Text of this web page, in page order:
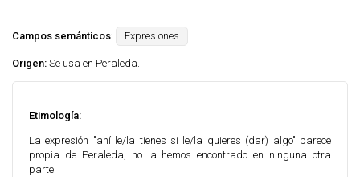
Campos semánticos: Expresiones
Origen: Se usa en Peraleda.
Etimología:
La expresión "ahí le/la tienes si le/la quieres (dar) algo" parece
propia de Peraleda, no la hemos encontrado en ninguna otra
parte.